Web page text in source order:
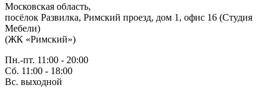
Московская область,
посёлок Развилка, Римский проезд, дом 1, офис 16 (Студия
Мебели)
(ЖК «Римский»)
Пн.-пт. 11:00 - 20:00
Сб. 11:00 - 18:00
Вс. выходной